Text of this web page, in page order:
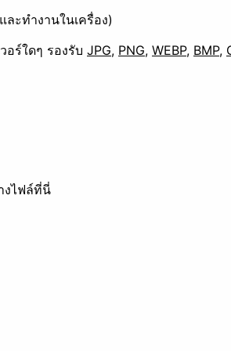
ะทำงานในเครื่อง)
อร์ใดๆ รองรับ JPG, PNG, WEBP, BMP,
งไฟล์ที่นี่